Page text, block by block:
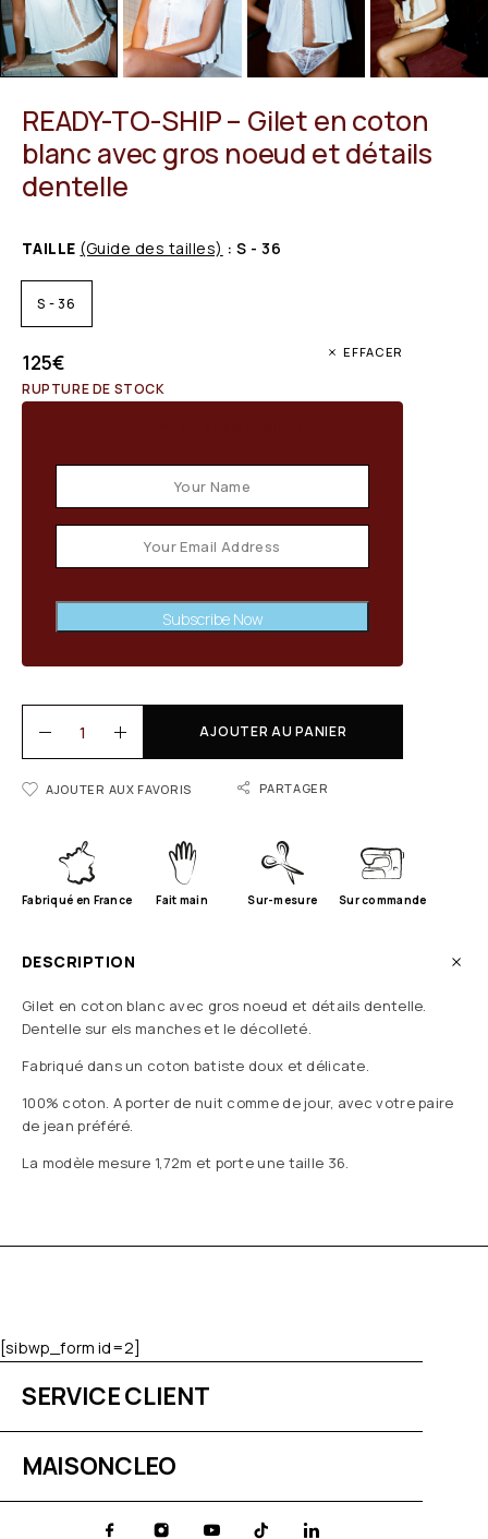
READY-TO-SHIP – Gilet en coton
blanc avec gros noeud et détails
dentelle
TAILLE (Guide des tailles) : S - 36
S - 36
EFFACER
125€
RUPTURE DE STOCK
Subscribe Now
AJOUTER AU PANIER
AJOUTER AUX FAVORIS PARTAGER
Fabriqué en France Fait main Sur-mesure Sur commande
DESCRIPTION
Gilet en coton blanc avec gros noeud et détails dentelle.
Dentelle sur els manches et le décolleté.
Fabriqué dans un coton batiste doux et délicate.
100% coton. A porter de nuit comme de jour, avec votre paire
de jean préféré.
La modèle mesure 1,72m et porte une taille 36.
[sibwp_form id=2]
SERVICE CLIENT
MAISONCLEO